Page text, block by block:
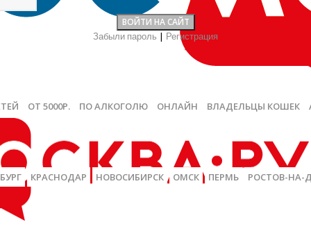
Забыли пароль Регистрация
ОТ 5000Р. ПО АЛКОГОЛЮ ОНЛАЙН ВЛАДЕЛЬЦЫ КОШЕК
КРАСНОДАР НОВОСИБИРСК ОМСК ПЕРМЬ РОСТОВ-НА-